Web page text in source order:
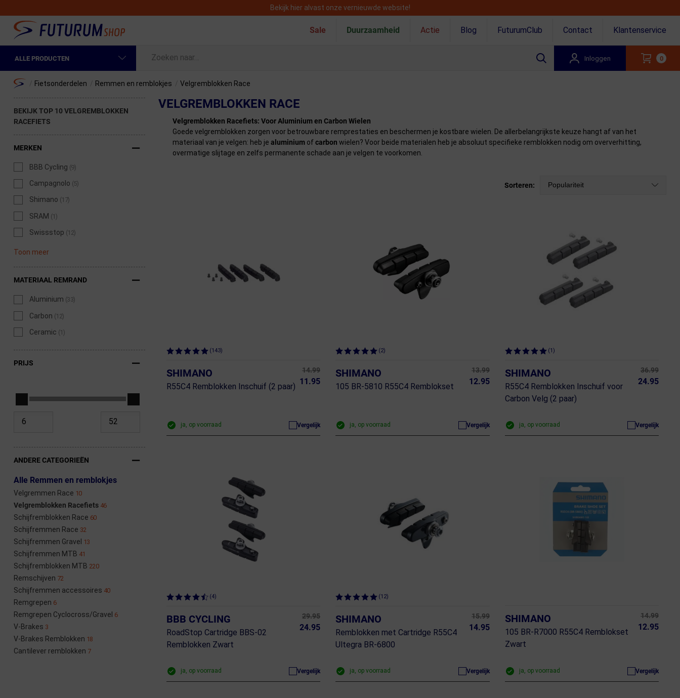
Bekijk hier alvast onze vernieuwde website!
Sale Duurzaamheid Actie Blog FuturumClub Contact Klantenservice
ALLE PRODUCTEN
Fietskleding Heren
Fietsonderdelen
Fietsonderhoud
Sportvoeding en Verzorging
Fietstassen & Rugzakken
Hardlopen
Nieuw bij FuturumShop...
Inloggen 0
Home Fietsonderdelen Remmen en remblokjes Velgremblokken Race
BEKIJK TOP 10 VELGREMBLOKKEN
RACEFIETS
MERKEN
BBB Cycling (9)
Campagnolo (5)
Shimano (17)
SRAM (1)
Swissstop (12)
Toon meer
MATERIAAL REMRAND
Aluminium (33)
Carbon (12)
Ceramic (1)
PRIJS
ANDERE CATEGORIEËN
Alle Remmen en remblokjes
Velgremmen Race 10
Velgremblokken Racefiets 46
Schijfremblokken Race 60
Schijfremmen Race 32
Schijfremmen Gravel 13
Schijfremmen MTB 41
Schijfremblokken MTB 220
Remschijven 72
Schijfremmen accessoires 40
Remgrepen 6
Remgrepen Cyclocross/Gravel 6
V-Brakes 3
V-Brakes Remblokken 18
Cantilever remblokken 7
VELGREMBLOKKEN RACE
Velgremblokken Racefiets: Voor Aluminium en Carbon Wielen
Goede velgremblokken zorgen voor betrouwbare remprestaties en beschermen je kostbare wielen. De allerbelangrijkste keuze hangt af van het
materiaal van je velgen: heb je aluminiumofcarbon wielen? Voor beide materialen heb je absoluut specifieke remblokken nodig om oververhitting,
overmatige slijtage en zelfs permanente schade aan je velgen te voorkomen.
Sorteren: Populariteit
(143)
SHIMANO
R55C4 Remblokken Inschuif (2 paar)
14.99
11.95
ja, op voorraad Vergelijk
(2)
SHIMANO
105 BR-5810 R55C4 Remblokset
13.99
12.95
ja, op voorraad Vergelijk
(1)
SHIMANO
R55C4 Remblokken Inschuif voor
Carbon Velg (2 paar)
36.99
24.95
ja, op voorraad Vergelijk
(4)
BBB CYCLING
RoadStop Cartridge BBS-02
Remblokken Zwart
29.95
24.95
ja, op voorraad Vergelijk
(12)
SHIMANO
Remblokken met Cartridge R55C4
Ultegra BR-6800
15.99
14.95
ja, op voorraad Vergelijk
SHIMANO
105 BR-R7000 R55C4 Remblokset
Zwart
14.99
12.95
ja, op voorraad Vergelijk